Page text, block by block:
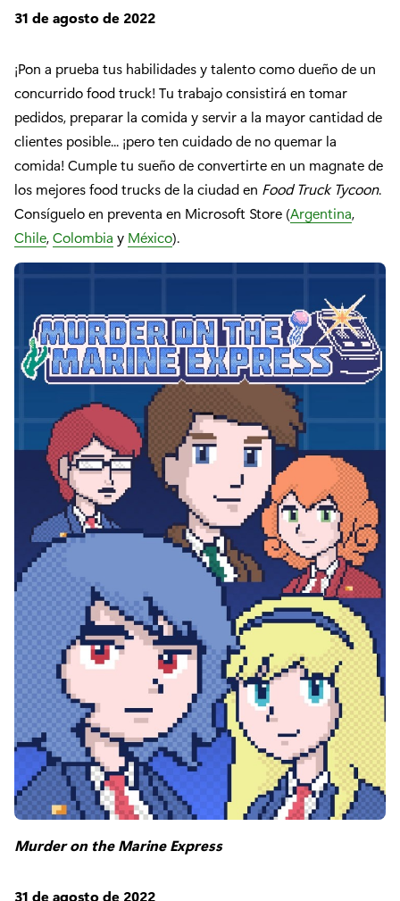
31 de agosto de 2022
¡Pon a prueba tus habilidades y talento como dueño de un
concurrido food truck! Tu trabajo consistirá en tomar
pedidos, preparar la comida y servir a la mayor cantidad de
clientes posible... ¡pero ten cuidado de no quemar la
comida! Cumple tu sueño de convertirte en un magnate de
los mejores food trucks de la ciudad en Food Truck Tycoon.
Consíguelo en preventa en Microsoft Store (Argentina,
Chile,Colombia y México).
Murder on the Marine Express
31 de agosto de 2022